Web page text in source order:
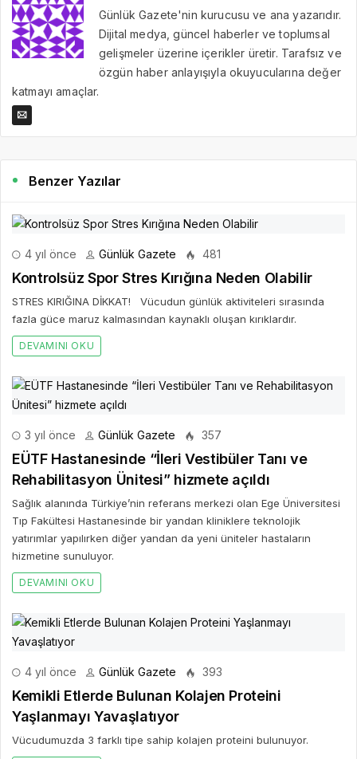
Günlük Gazete'nin kurucusu ve ana yazarıdır.
Dijital medya, güncel haberler ve toplumsal
gelişmeler üzerine içerikler üretir. Tarafsız ve
özgün haber anlayışıyla okuyucularına değer
katmayı amaçlar.
Benzer Yazılar
4 yıl önce Günlük Gazete 481
Kontrolsüz Spor Stres Kırığına Neden Olabilir
STRES KIRIĞINA DİKKAT! Vücudun günlük aktiviteleri sırasında
fazla güce maruz kalmasından kaynaklı oluşan kırıklardır.
DEVAMINI OKU
3 yıl önce Günlük Gazete 357
EÜTF Hastanesinde “İleri Vestibüler Tanı ve
Rehabilitasyon Ünitesi” hizmete açıldı
Sağlık alanında Türkiye’nin referans merkezi olan Ege Üniversitesi
Tıp Fakültesi Hastanesinde bir yandan kliniklere teknolojik
yatırımlar yapılırken diğer yandan da yeni üniteler hastaların
hizmetine sunuluyor.
DEVAMINI OKU
4 yıl önce Günlük Gazete 393
Kemikli Etlerde Bulunan Kolajen Proteini
Yaşlanmayı Yavaşlatıyor
Vücudumuzda 3 farklı tipe sahip kolajen proteini bulunuyor.